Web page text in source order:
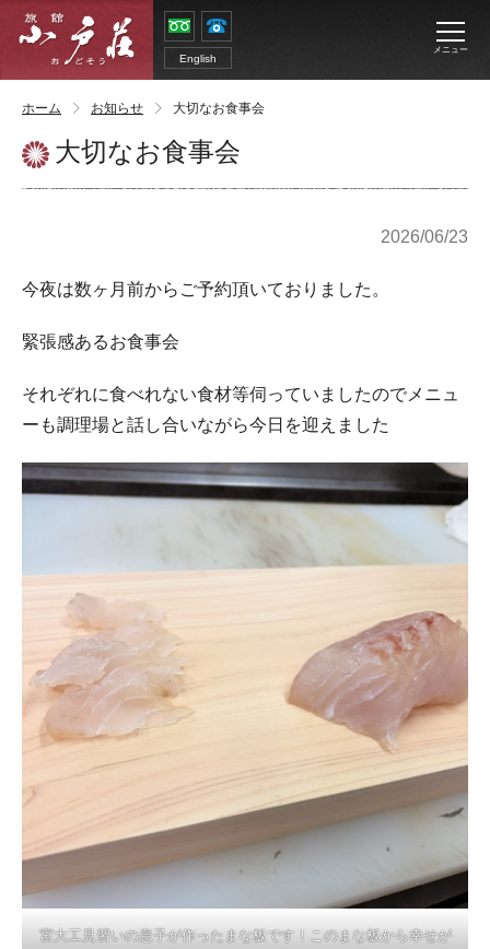
English
メニュー
ホーム お知らせ 大切なお食事会
大切なお食事会
2026/06/23
今夜は数ヶ月前からご予約頂いておりました。
緊張感あるお食事会
それぞれに食べれない食材等伺っていましたのでメニュ
ーも調理場と話し合いながら今日を迎えました
宮大工見習いの息子が作ったまな板です！このまな板から幸せが